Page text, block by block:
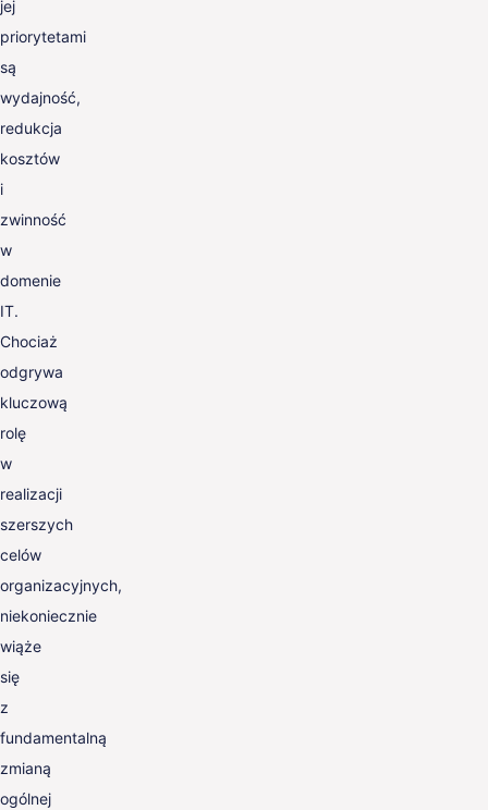
jej
priorytetami
są
wydajność,
redukcja
kosztów
i
zwinność
w
domenie
IT.
Chociaż
odgrywa
kluczową
rolę
w
realizacji
szerszych
celów
organizacyjnych,
niekoniecznie
wiąże
się
z
fundamentalną
zmianą
ogólnej